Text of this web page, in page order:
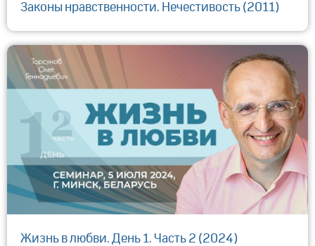
Законы нравственности. Нечестивость (2011)
Жизнь в любви. День 1. Часть 2 (2024)